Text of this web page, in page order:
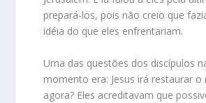
prepará-los, pois não creio que
idéia do que eles enfrentariam.
Uma das questões dos discípulos
momento era: Jesus irá restaurar o
agora? Eles acreditavam que